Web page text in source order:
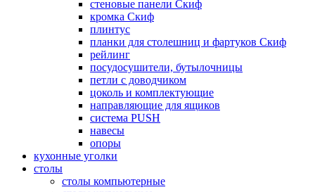
стеновые панели Скиф
кромка Скиф
плинтус
планки для столешниц и фартуков Скиф
рейлинг
посудосушители, бутылочницы
петли с доводчиком
цоколь и комплектующие
направляющие для ящиков
система PUSH
навесы
опоры
кухонные уголки
столы
столы компьютерные